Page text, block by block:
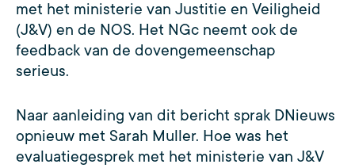
met het ministerie van Justitie en Veiligheid
(J&V) en de NOS. Het NGc neemt ook de
feedback van de dovengemeenschap
serieus.
Naar aanleiding van dit bericht sprak DNieuws
opnieuw met Sarah Muller. Hoe was het
evaluatiegesprek met het ministerie van J&V